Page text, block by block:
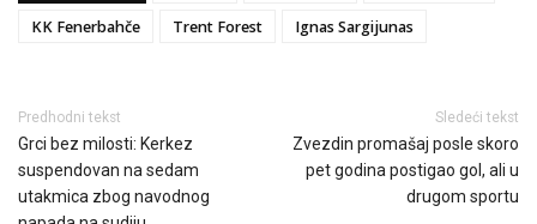
KK Fenerbahče
Trent Forest Ignas Sargijunas
Predhodni tekst
Grci bez milosti: Kerkez
suspendovan na sedam
utakmica zbog navodnog
Sledeći tekst
Zvezdin promašaj posle skoro
pet godina postigao gol, ali u
drugom sportu